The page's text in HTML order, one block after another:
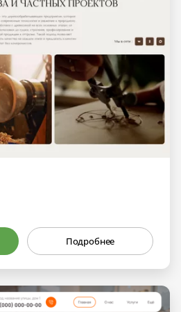
Подробнее